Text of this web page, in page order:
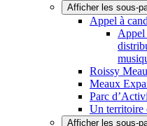
Afficher les sous-
Appel à
Appel
Roissy
Meaux
Parc
Un territoire
Afficher les sous-